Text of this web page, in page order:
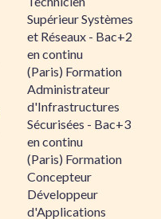
Supérieur Systèmes
et Réseaux - Bac+2
en continu
(Paris) Formation
Administrateur
d'Infrastructures
Sécurisées - Bac+3
en continu
(Paris) Formation
Concepteur
Développeur
d'Applications